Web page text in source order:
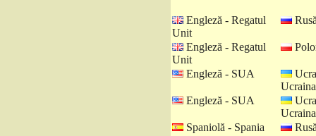
Engleză - Regatul
Unit
Engleză - Regatul
Unit
Engleză - SUA
Ucraina
Engleză - SUA
Ucraina
Spaniolă - Spania